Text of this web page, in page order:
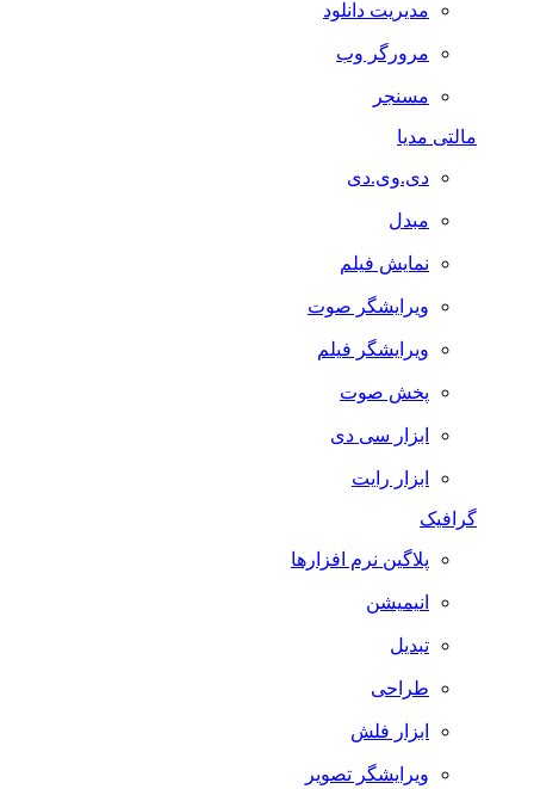
مدیریت دانلود
مرورگر وب
مسنجر
مالتی مدیا
دی.وی.دی
مبدل
نمایش فیلم
ویرایشگر صوت
ویرایشگر فیلم
پخش صوت
ابزار سی دی
ابزار رایت
گرافیک
پلاگین نرم افزارها
انیمیشن
تبدیل
طراحی
ابزار فلش
ویرایشگر تصویر